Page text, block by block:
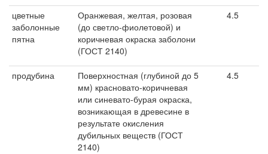
цветные
заболонные
пятна
Оранжевая, желтая, розовая
(до светло-фиолетовой) и
коричневая окраска заболони
(ГОСТ 2140)
4.5
продубина
Поверхностная (глубиной до 5
мм) красновато-коричневая
или синевато-бурая окраска,
возникающая в древесине в
результате окисления
дубильных веществ (ГОСТ
2140)
4.5